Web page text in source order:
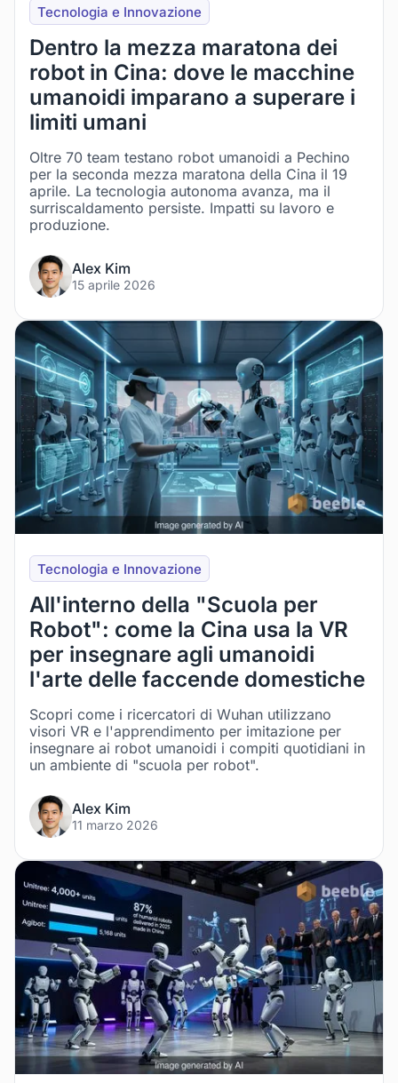
Tecnologia e Innovazione
Dentro la mezza maratona dei
robot in Cina: dove le macchine
umanoidi imparano a superare i
limiti umani
Oltre 70 team testano robot umanoidi a Pechino
per la seconda mezza maratona della Cina il 19
aprile. La tecnologia autonoma avanza, ma il
surriscaldamento persiste. Impatti su lavoro e
produzione.
Alex Kim
15 aprile 2026
Tecnologia e Innovazione
All'interno della "Scuola per
Robot": come la Cina usa la VR
per insegnare agli umanoidi
l'arte delle faccende domestiche
Scopri come i ricercatori di Wuhan utilizzano
visori VR e l'apprendimento per imitazione per
insegnare ai robot umanoidi i compiti quotidiani in
un ambiente di "scuola per robot".
Alex Kim
11 marzo 2026